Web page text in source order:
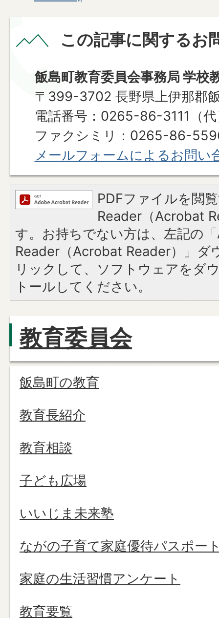
この記事に関するお
飯島町教育委員会事務局 学校
〒399-3702 長野県上伊那郡
電話番号：0265-86-3111（代
ファクシミリ：0265-86-
メールフォームによるお問い
PDFファイルを閲
Reader（Acrobat
す。お持ちでない方は、左記の
Reader（Acrobat Reader）」ダ
リックして、ソフトウェアをダ
トールしてください。
教育委員会
飯島町の教育
教育長紹介
教育相談
子ども広場
いいじま未来塾
ながの子育て家庭優待パスポー
家庭の生活習慣アンケート
教育要覧